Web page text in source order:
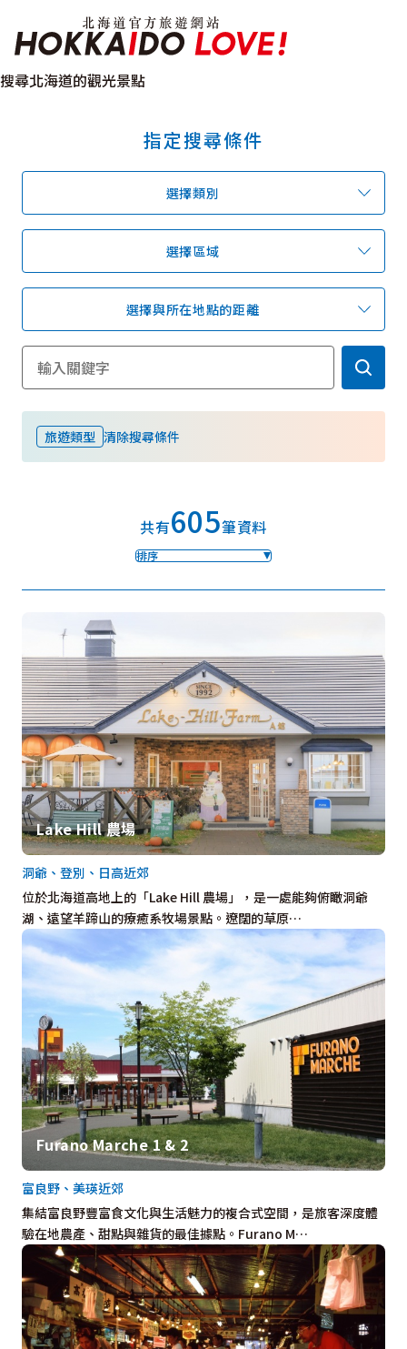
溫泉
區域指南
預約
北海道簡介
依旅遊主題搜尋
七個國立公園
基礎知識
Insta
gram
YouT
ube
Insta
gram
影片
隱私權政策摘要
Cookie 政策
關於我們
連結
語言
搜尋北海道的觀光景點
指定搜尋條件
選擇類別
選擇區域
選擇與所在地點的距離
旅遊類型 清除搜尋條件
共有605筆資料
排序
Lake Hill 農場
位於北海道高地上的「Lake Hill 農場」，是一處能夠俯瞰洞爺
湖、遠望羊蹄山的療癒系牧場景點。遼闊的草原…
洞爺、登別、日高近郊
Furano Marche 1 & 2
集結富良野豐富食文化與生活魅力的複合式空間，是旅客深度體
驗在地農產、甜點與雜貨的最佳據點。Furano M…
富良野、美瑛近郊